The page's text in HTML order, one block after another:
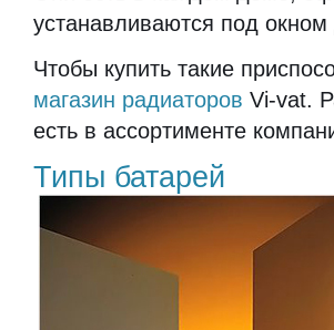
устанавливаются под
Чтобы купить такие
магазин радиаторов Vi-vat.
есть в ассортименте
Типы батарей